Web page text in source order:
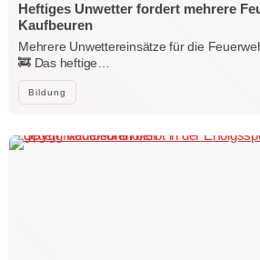
Bildung
Heftiges Unwetter fordert mehrere
Kaufbeuren
Mehrere Unwettereinsätze für die
🚒 Das heftige…